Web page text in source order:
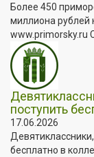
Более 450
миллиона рублей
www.primorsky.ru С
поступить
17.06.2026
бесплатно в